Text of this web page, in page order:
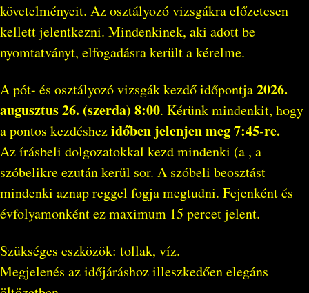
követelményeit. Az osztályozó vizsgákra előzetesen
kellett jelentkezni. Mindenkinek, aki adott be
nyomtatványt, elfogadásra került a kérelme.
A pót- és osztályozó vizsgák kezdő időpontja2026.
augusztus 26. (szerda) 8:00. Kérünk mindenkit, hogy
a pontos kezdéshezidőben jelenjen meg 7:45-re.
Az írásbeli dolgozatokkal kezd mindenki (a , a
szóbelikre ezután kerül sor. A szóbeli beosztást
mindenki aznap reggel fogja megtudni. Fejenként és
évfolyamonként ez maximum 15 percet jelent.
Szükséges eszközök: tollak, víz.
Megjelenés az időjáráshoz illeszkedően elegáns